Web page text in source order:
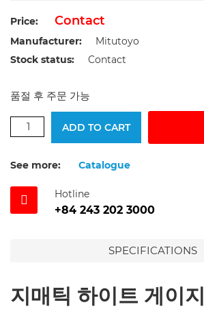
Price: Contact
Manufacturer:
Mitutoyo
Stock status:
Contact
품절 후 주문 가능
ADD TO CART
See more: Catalogue
Hotline
+84 243 202 3000
SPECIFICATIONS
지매틱 하이트 게이지